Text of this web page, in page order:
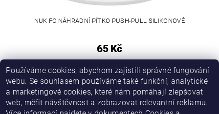
NUK FC NÁHRADNÍ PÍTKO PUSH-PULL SILIKONOVÉ
65 Kč
Používáme cookies, abychom zajistili správné fungování
webu. Se souhlasem používáme také funkční, analytické
a marketingové cookies, které nám pomáhají zlepšovat
web, měřit návštěvnost a zobrazovat relevantní reklamu.